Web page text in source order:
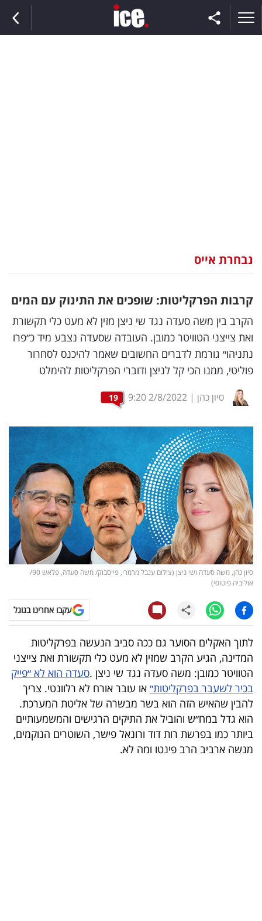
וצרכנות
דיגיטל
וטק
שיווק
ופרסום
משפט
מדדים
ומחקרים
דעות
רכילות
עסקית
קריפטו
ויראלי
טלוויזיה
ספורט
קריירה
ולימודים
מינויים
רייטינג
נבחרת אייס
קרבות הפרקליטות: שופכים את התינוק עם המים
הקרב בין משה סעדה נגד שי ניצן מזין לא מעט כלי תקשורת
ואת צייצני הטוויטר כמובן. העובדה שסעדה נצבע מיד כ״פרו
נתניהו״ גורמת לדברים החשובים שאמר להיכנס לסחרור
פוליטי, ממנו הכי קל לניצן ודוברי הפרקליטות להימלט
סיון כהן |
2/8/2022
9:20
19
סיון כהן, משה סעדה ושי ניצן (צילום ענבל מרמרי, פייסבוק/ משה סעדה, פלאש 90/
אוליביה פיטוסי)
עקבו אחרינו בגוגל
לתוך האקלים הסוער גם ככה סביב הנעשה בפרקליטות
המדינה, הגיע הקרב שמזין לא מעט כלי תקשורת ואת צייצני
הטוויטר כמובן: משה סעדה נגד שי ניצן .סעדה הוא לא ״פייק
בכיר לשעבר בפרקליטות״ או עובר אורח לא רלוונטי. צריך
להבין שהאיש הזה הוא בשר מבשרה של אליטת המערכת.
הוא גדל במח״ש והוביל את התיקים הרגישים והמשמעותיים
ביותר כמו בפרשת רות דוד ורונאל פישר, השוטרים הנוקמים,
מנשה ארביב הרב פינטו ומה לא.